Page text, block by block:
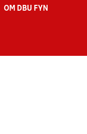
OM DBU FYN